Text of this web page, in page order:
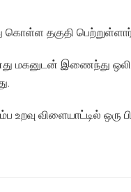
கொள்ள தகுதி
மகனுடன் இணைந்து
உறவு விளையாட்டில் ஒரு